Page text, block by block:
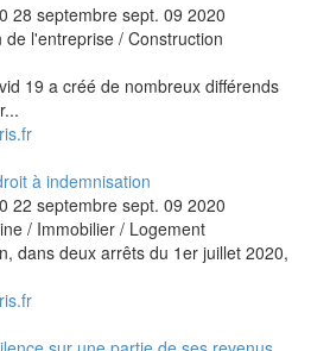
28 septembre sept. 09 2020
de l'entreprise / Construction
19 a créé de nombreux différends
à indemnisation
22 septembre sept. 09 2020
/ Immobilier / Logement
dans deux arrêts du 1er juillet 2020,